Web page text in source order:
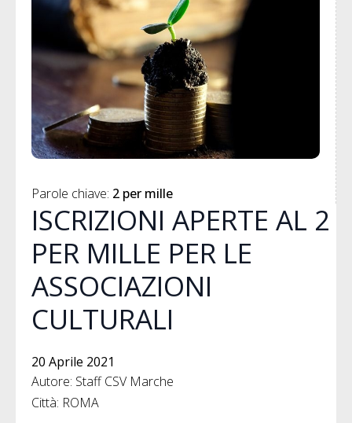
Parole chiave: 2 per mille
ISCRIZIONI APERTE AL 2
PER MILLE PER LE
ASSOCIAZIONI
CULTURALI
20 Aprile 2021
Autore: Staff CSV Marche
Città: ROMA